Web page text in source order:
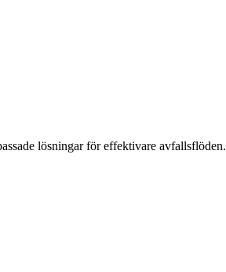
lösningar för effektivare avfallsflöden.